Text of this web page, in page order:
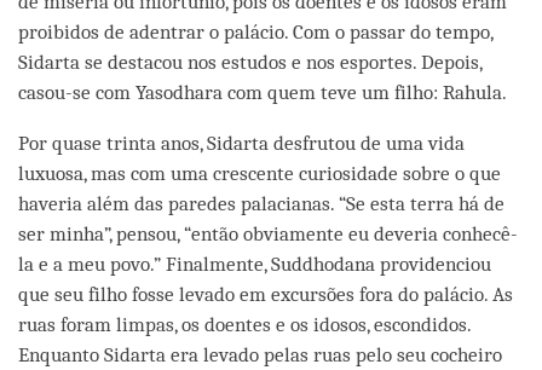
proibidos de adentrar o palácio. Com o passar do tempo,
Sidarta se destacou nos estudos e nos esportes. Depois,
casou-se com Yasodhara com quem teve um filho: Rahula.
Por quase trinta anos, Sidarta desfrutou de uma vida
luxuosa, mas com uma crescente curiosidade sobre o que
haveria além das paredes palacianas. “Se esta terra há de
ser minha”, pensou, “então obviamente eu deveria conhecê-
la e a meu povo.” Finalmente, Suddhodana providenciou
que seu filho fosse levado em excursões fora do palácio. As
ruas foram limpas, os doentes e os idosos, escondidos.
Enquanto Sidarta era levado pelas ruas pelo seu cocheiro